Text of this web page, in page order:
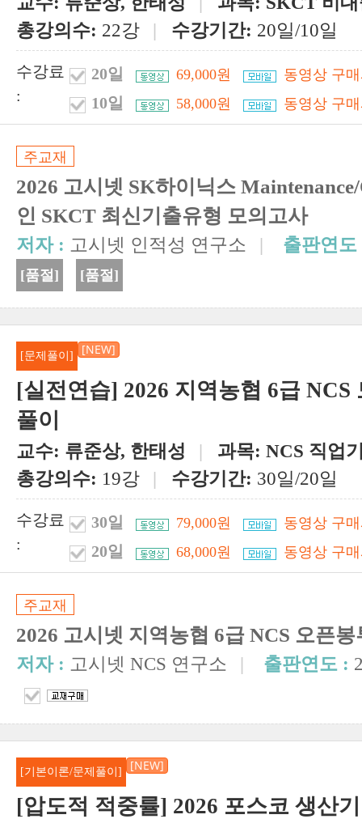
총강의수: 22강 | 수강기간: 20일/10일
수강료
:
20일 69,000원 동영상 구
10일 58,000원 동영상 구
주교재
2026 고시넷 SK하이닉스
인 SKCT 최신기출유형 모의고사
저자 : 고시넷 인적성 연구소 | 출판연
[품절] [품절]
[문제풀이] [NEW]
[실전연습] 2026 지역농협 6급 NCS
풀이
교수: 류준상, 한태성 | 과목: NCS 직업
총강의수: 19강 | 수강기간: 30일/20일
수강료
:
30일 79,000원 동영상 구
20일 68,000원 동영상 구
주교재
2026 고시넷 지역농협 6급 NCS 오픈
저자 : 고시넷 NCS 연구소 | 출판연도 :
[기본이론/문제풀이] [NEW]
[압도적 적중률] 2026 포스코 생산